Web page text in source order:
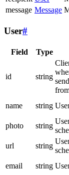
message Message
User#
Field Type
id string
name string
photo
string
url
string
email
string